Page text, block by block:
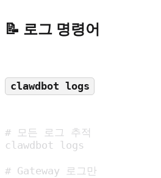
📝 로그 명령어
clawdbot logs
# 모든 로그 추적
clawdbot logs
# Gateway 로그만